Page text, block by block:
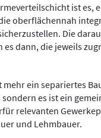
ist es,
oberflächennah
Die
dann, die jeweils
ein separiertes
es ist ein
relevanten
und Lehmbauer.